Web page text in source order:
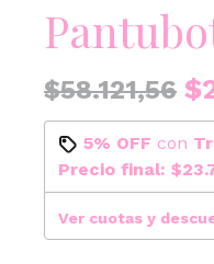
$58.121,56
5% OFF con
Precio final:
Ver cuotas y